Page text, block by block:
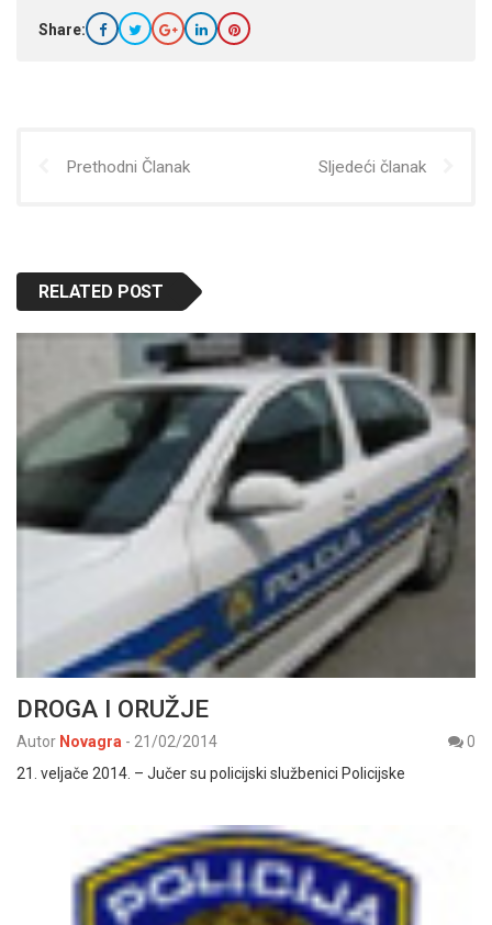
Share:
Prethodni Članak Sljedeći članak
RELATED POST
DROGA I ORUŽJE
Autor Novagra - 21/02/2014
0
21. veljače 2014. – Jučer su policijski službenici Policijske